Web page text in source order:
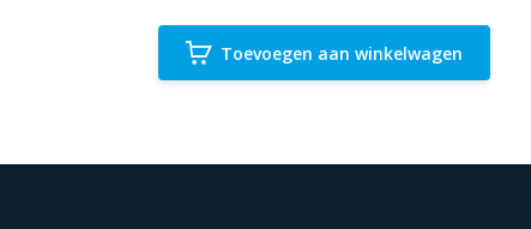
Toevoegen aan winkelwagen